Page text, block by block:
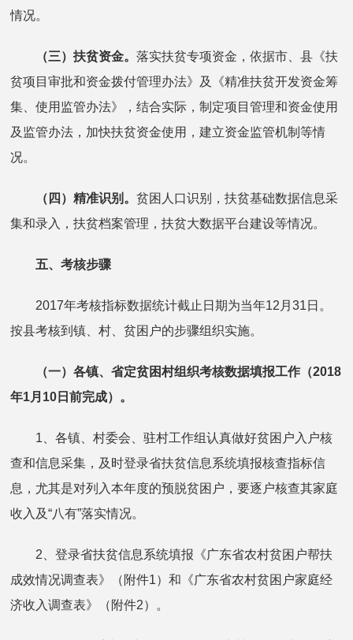
情况。
（三）扶贫资金。落实扶贫专项资金，依据市、县《扶
贫项目审批和资金拨付管理办法》及《精准扶贫开发资金筹
集、使用监管办法》，结合实际，制定项目管理和资金使用
及监管办法，加快扶贫资金使用，建立资金监管机制等情
况。
（四）精准识别。贫困人口识别，扶贫基础数据信息采
集和录入，扶贫档案管理，扶贫大数据平台建设等情况。
五、考核步骤
2017年考核指标数据统计截止日期为当年12月31日。
按县考核到镇、村、贫困户的步骤组织实施。
（一）各镇、省定贫困村组织考核数据填报工作（2018
年1月10日前完成）。
1、各镇、村委会、驻村工作组认真做好贫困户入户核
查和信息采集，及时登录省扶贫信息系统填报核查指标信
息，尤其是对列入本年度的预脱贫困户，要逐户核查其家庭
收入及“八有”落实情况。
2、登录省扶贫信息系统填报《广东省农村贫困户帮扶
成效情况调查表》（附件1）和《广东省农村贫困户家庭经
济收入调查表》（附件2）。